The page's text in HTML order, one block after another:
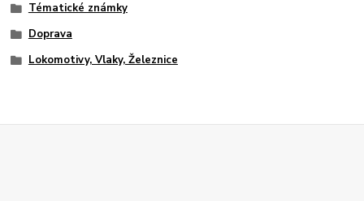
Tématické známky
Doprava
Lokomotivy, Vlaky, Železnice